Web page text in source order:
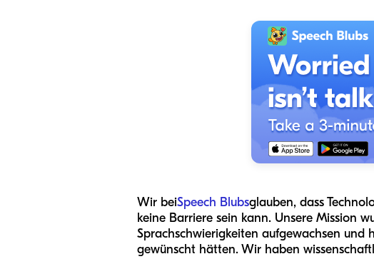
Wir beiSpeech Blubsglauben, dass
keine Barriere sein kann. Unsere Mission
Sprachschwierigkeiten aufgewachsen und
gewünscht hätten. Wir haben